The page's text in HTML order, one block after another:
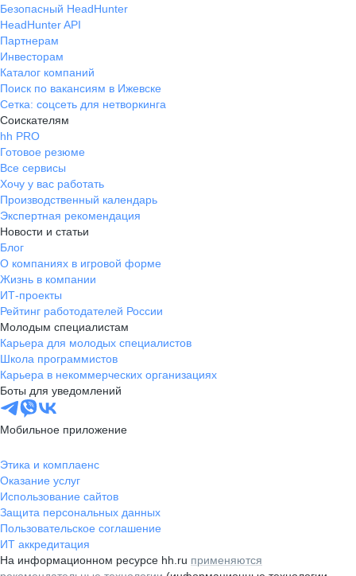
Безопасный HeadHunter
HeadHunter API
Партнерам
Инвесторам
Каталог компаний
Поиск по вакансиям в Ижевске
Сетка: соцсеть для нетворкинга
Соискателям
hh PRO
Готовое резюме
Все сервисы
Хочу у вас работать
Производственный календарь
Экспертная рекомендация
Новости и статьи
Блог
О компаниях в игровой форме
Жизнь в компании
ИТ-проекты
Рейтинг работодателей России
Молодым специалистам
Карьера для молодых специалистов
Школа программистов
Карьера в некоммерческих организациях
Боты для уведомлений
Мобильное приложение
Этика и комплаенс
Оказание услуг
Использование сайтов
Защита персональных данных
Пользовательское соглашение
ИТ аккредитация
На информационном ресурсе hh.ru применяются